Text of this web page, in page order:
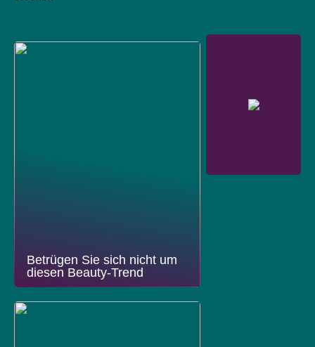
Betrügen Sie sich nicht um
diesen Beauty-Trend